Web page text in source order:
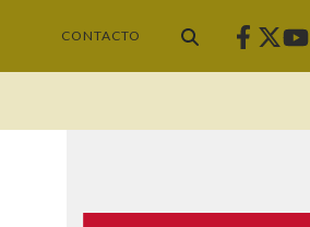
CONTACTO Facebook